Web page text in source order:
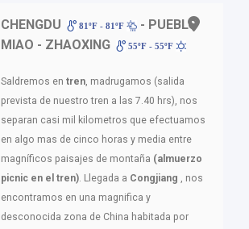
CHENGDU 81ºF - 81ºF
- PUEBLO
MIAO - ZHAOXING
55ºF - 55ºF
Saldremos en tren, madrugamos (salida
prevista de nuestro tren a las 7.40 hrs), nos
separan casi mil kilometros que efectuamos
en algo mas de cinco horas y media entre
magníficos paisajes de montaña (almuerzo
picnic en el tren). Llegada a Congjiang , nos
encontramos en una magnifica y
desconocida zona de China habitada por